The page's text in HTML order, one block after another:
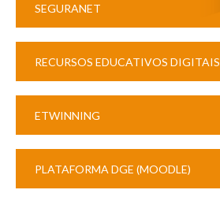
SEGURANET
RECURSOS EDUCATIVOS DIGITAIS
ETWINNING
PLATAFORMA DGE (MOODLE)